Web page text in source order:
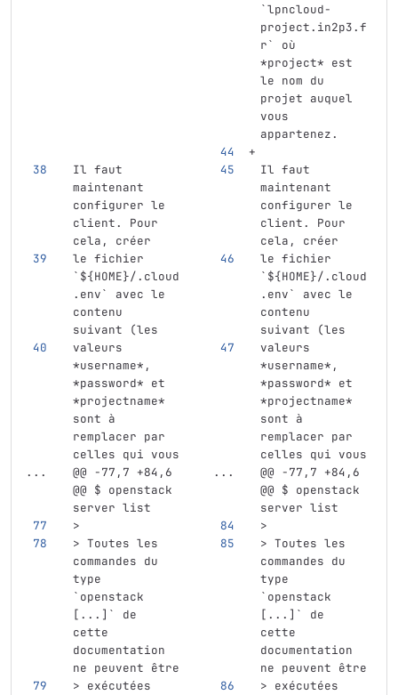
`lpncloud-
project.in2p3.f
r` où
*project* est
le nom du
projet auquel
vous
appartenez.
Il faut
maintenant
configurer le
client. Pour
cela, créer
Il faut
maintenant
configurer le
client. Pour
cela, créer
le fichier
`${HOME}/.cloud
.env`
avec le
contenu
suivant (les
le fichier
`${HOME}/.cloud
.env`
avec le
contenu
suivant (les
valeurs
*username* ,
*password* et
*projectname*
sont à
remplacer par
celles qui vous
valeurs
*username* ,
*password* et
*projectname*
sont à
remplacer par
celles qui vous
...
@@ -77,7 +84,6
@@ $ openstack
server list
...
@@ -77,7 +84,6
@@ $ openstack
server list
>
>
> Toutes les
commandes du
type
`openstack
[...]` de
cette
documentation
ne peuvent être
> Toutes les
commandes du
type
`openstack
[...]` de
cette
documentation
ne peuvent être
> exécutées
> exécutées